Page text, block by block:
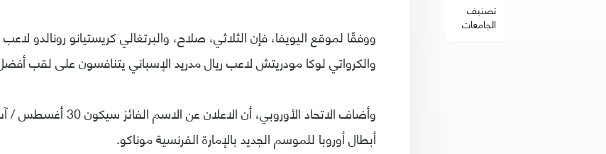
تصنيف
الجامعات
ووفقًا لموقع اليويفا، فإن الثلاثي، صلاح، والبرتغالي كريستيانو رونالدو
والكرواتي لوكا مودريتش لاعب ريال مدريد الإسباني يتنافسون على لقب
وأضاف الاتحاد الأوروبي، أن
أبطال أوروبا للموسم الجديد بالإمارة الفرنسية موناكو.